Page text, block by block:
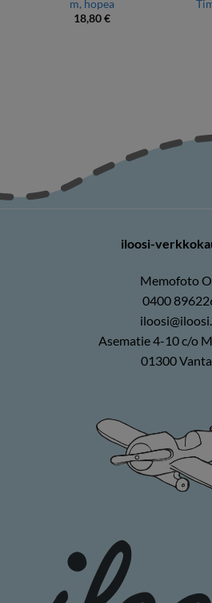
m, hopea
18,80€
iloosi-
Memofoto
0400
Asematie 4-10 c/o
01300